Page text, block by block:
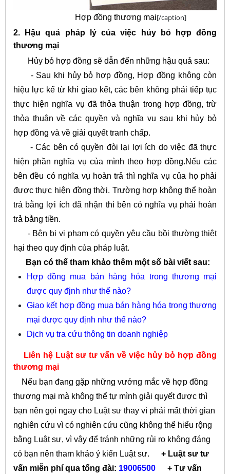
Hợp đồng thương mại[/caption]
2. Hậu quả pháp lý của việc hủy bỏ hợp đồng
thương mại
Hủy bỏ hợp đồng sẽ dẫn đến những hậu quả sau:
- Sau khi hủy bỏ hợp đồng, Hợp đồng không còn
hiệu lực kể từ khi giao kết, các bên không phải tiếp tục
thực hiện nghĩa vụ đã thỏa thuận trong hợp đồng, trừ
thỏa thuận về các quyền và nghĩa vụ sau khi hủy bỏ
hợp đồng và về giải quyết tranh chấp.
- Các bên có quyền đòi lại lợi ích do việc đã thực
hiện phần nghĩa vụ của mình theo hợp đồng.Nếu các
bên đều có nghĩa vụ hoàn trả thì nghĩa vụ của họ phải
được thực hiện đồng thời. Trường hợp không thể hoàn
trả bằng lợi ích đã nhận thì bên có nghĩa vụ phải hoàn
trả bằng tiền.
- Bên bị vi phạm có quyền yêu cầu bồi thường thiệt
hại theo quy định của pháp luật.
Bạn có thể tham khảo thêm một số bài viết sau:
Hợp đồng mua bán hàng hóa trong thương mại
được quy định như thế nào?
Giao kết hợp đồng mua bán hàng hóa trong thương
mại được quy định như thế nào?
Dịch vụ tra cứu thông tin doanh nghiệp
Liên hệ Luật sư tư vấn về việc hủy bỏ hợp đồng
thương mại
Nếu bạn đang gặp những vướng mắc về hợp đồng
thương mại mà không thể tự mình giải quyết được thì
bạn nên gọi ngay cho Luật sư thay vì phải mất thời gian
nghiên cứu vì có nghiên cứu cũng không thể hiểu rộng
bằng Luật sư, vì vậy để tránh những rủi ro không đáng
có bạn nên tham khảo ý kiến Luật sư.
+ Luật sư tư
vấn miễn phí qua tổng đài: 19006500 + Tư vấn